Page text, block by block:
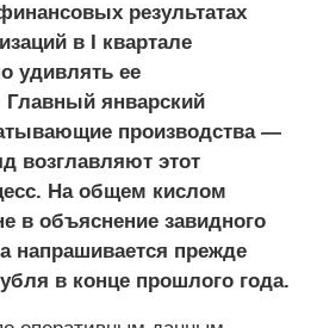
результатах
в I квартале
удивлять ее
Главный январский
производства —
возглавляют этот
На общем кислом
в объяснение завидного
напрашивается преж­де
в конце прошлого года.